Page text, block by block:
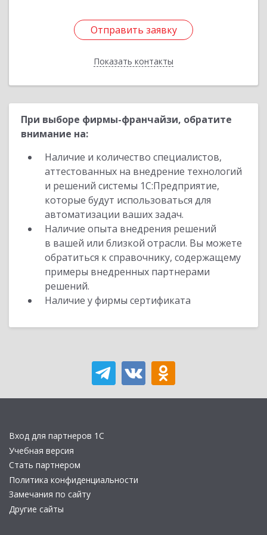
Отправить заявку
Показать контакты
Отправить заявку
Назад
При выборе фирмы-франчайзи, обратите
внимание на:
Наличие и количество специалистов,
аттестованных на внедрение технологий
и решений системы 1С:Предприятие,
которые будут использоваться для
автоматизации ваших задач.
Наличие опыта внедрения решений
в вашей или близкой отрасли. Вы можете
обратиться к справочнику, содержащему
примеры внедренных партнерами
решений.
Наличие у фирмы сертификата
Вход для партнеров 1С
Учебная версия
Стать партнером
Политика конфиденциальности
Замечания по сайту
Другие сайты